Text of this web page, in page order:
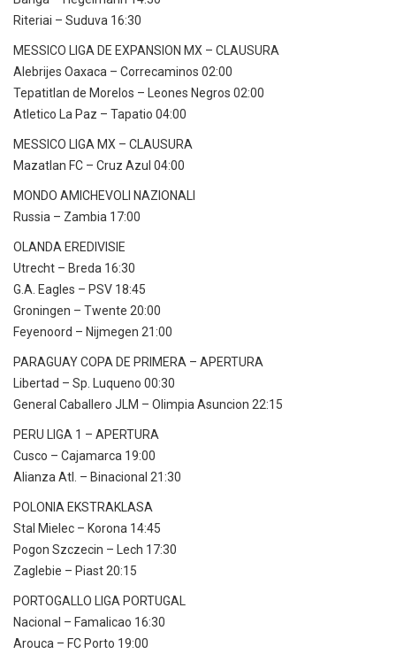
Riteriai – Suduva 16:30
MESSICO LIGA DE EXPANSION MX – CLAUSURA
Alebrijes Oaxaca – Correcaminos 02:00
Tepatitlan de Morelos – Leones Negros 02:00
Atletico La Paz – Tapatio 04:00
MESSICO LIGA MX – CLAUSURA
Mazatlan FC – Cruz Azul 04:00
MONDO AMICHEVOLI NAZIONALI
Russia – Zambia 17:00
OLANDA EREDIVISIE
Utrecht – Breda 16:30
G.A. Eagles – PSV 18:45
Groningen – Twente 20:00
Feyenoord – Nijmegen 21:00
PARAGUAY COPA DE PRIMERA – APERTURA
Libertad – Sp. Luqueno 00:30
General Caballero JLM – Olimpia Asuncion 22:15
PERU LIGA 1 – APERTURA
Cusco – Cajamarca 19:00
Alianza Atl. – Binacional 21:30
POLONIA EKSTRAKLASA
Stal Mielec – Korona 14:45
Pogon Szczecin – Lech 17:30
Zaglebie – Piast 20:15
PORTOGALLO LIGA PORTUGAL
Nacional – Famalicao 16:30
Arouca – FC Porto 19:00